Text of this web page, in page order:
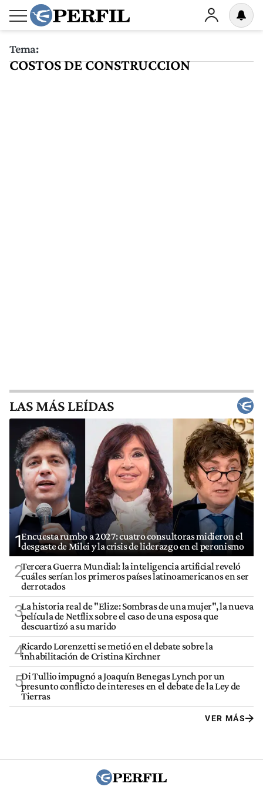
Tema:
COSTOS DE CONSTRUCCION
LAS MÁS LEÍDAS
1Encuesta rumbo a 2027: cuatro consultoras midieron el
desgaste de Milei y la crisis de liderazgo en el peronismo
2Tercera Guerra Mundial: la inteligencia artificial reveló
cuáles serían los primeros países latinoamericanos en ser
derrotados
3La historia real de "Elize: Sombras de una mujer", la nueva
película de Netflix sobre el caso de una esposa que
descuartizó a su marido
4Ricardo Lorenzetti se metió en el debate sobre la
inhabilitación de Cristina Kirchner
5Di Tullio impugnó a Joaquín Benegas Lynch por un
presunto conflicto de intereses en el debate de la Ley de
Tierras
VER MÁS